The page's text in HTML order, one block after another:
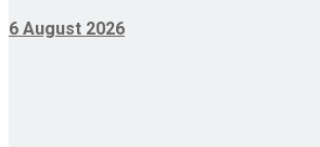
6 August 2026